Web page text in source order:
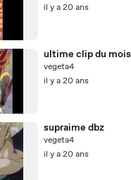
il y a 20 ans
ultime clip du mois
vegeta4
il y a 20 ans
supraime dbz
vegeta4
il y a 20 ans